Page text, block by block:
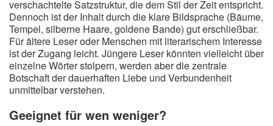
verschachtelte Satzstruktur, die dem Stil der Zeit entspricht.
Dennoch ist der Inhalt durch die klare Bildsprache (Bäume,
Tempel, silberne Haare, goldene Bande) gut erschließbar.
Für ältere Leser oder Menschen mit literarischem Interesse
ist der Zugang leicht. Jüngere Leser könnten vielleicht über
einzelne Wörter stolpern, werden aber die zentrale
Botschaft der dauerhaften Liebe und Verbundenheit
unmittelbar verstehen.
Geeignet für wen weniger?